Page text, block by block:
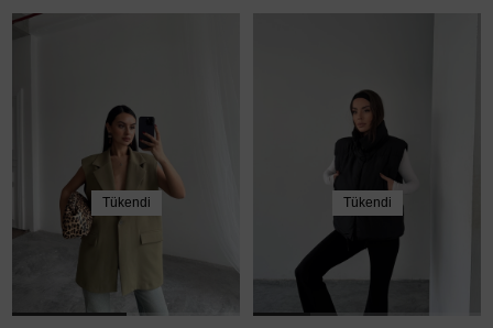
Tükendi Tükendi